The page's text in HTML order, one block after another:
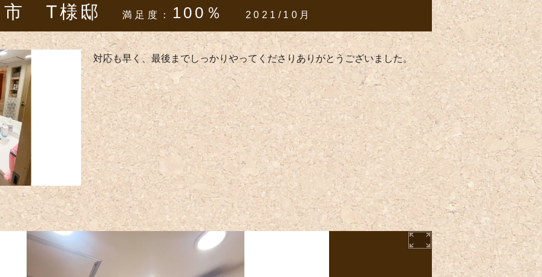
市 T様邸満足度： 100％ 2021/10月
対応も早く、最後までしっかりやってくださりありがとうございました。